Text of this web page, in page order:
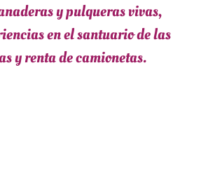
y pulqueras vivas,
en el santuario de las
y renta de camionetas.